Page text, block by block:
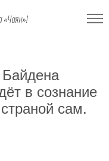
«Чаян»!
в сознание
сам.